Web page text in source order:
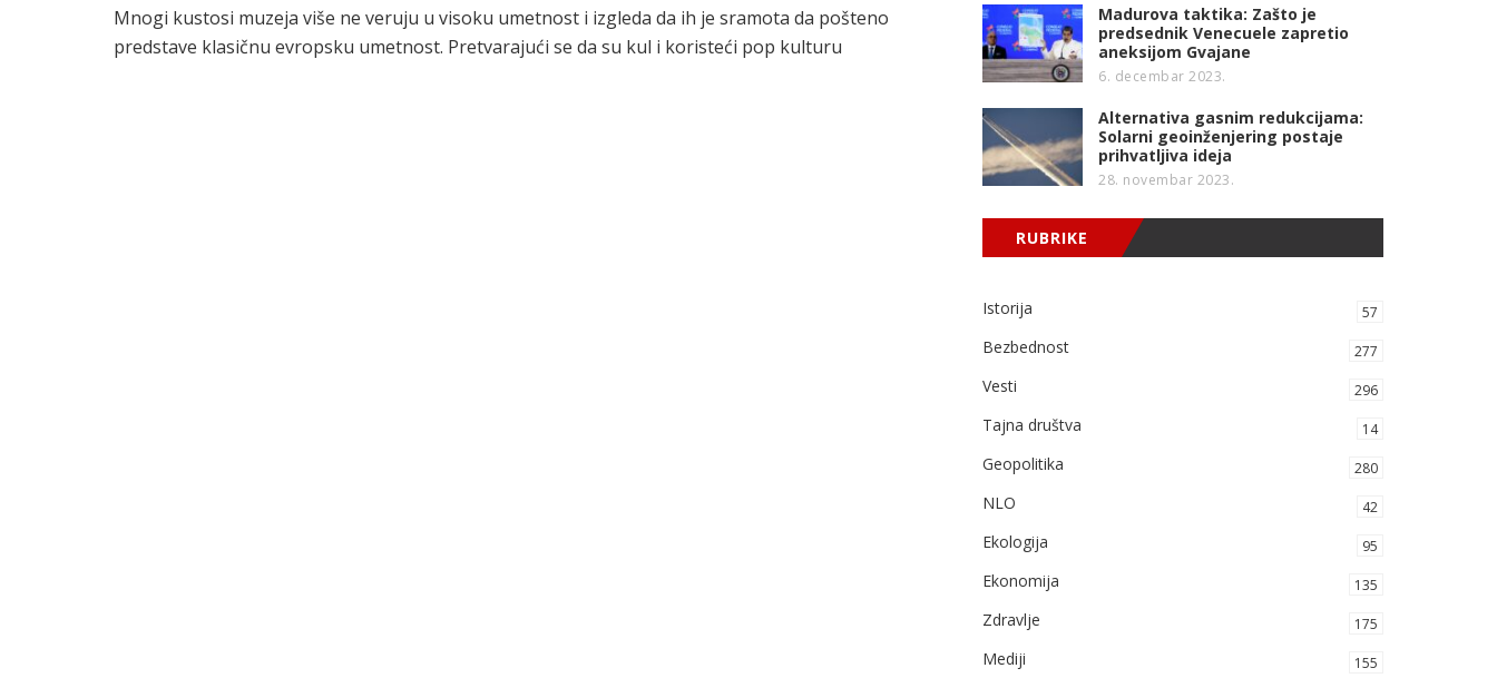
Mnogi kustosi muzeja više ne veruju u visoku umetnost i izgleda da ih je sramota da pošteno
predstave klasičnu evropsku umetnost. Pretvarajući se da su kul i koristeći pop kulturu
Madurova taktika: Zašto je
predsednik Venecuele zapretio
aneksijom Gvajane
6. decembar 2023.
Alternativa gasnim redukcijama:
Solarni geoinženjering postaje
prihvatljiva ideja
28. novembar 2023.
RUBRIKE
Istorija 57
Bezbednost 277
Vesti 296
Tajna društva 14
Geopolitika 280
NLO 42
Ekologija 95
Ekonomija 135
Zdravlje 175
Mediji 155